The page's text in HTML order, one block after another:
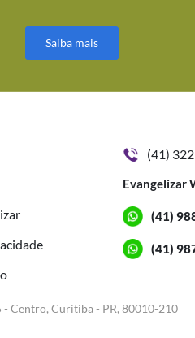
Saiba mais
(41)
Evangelizar
(41)
(41)
- Centro, Curitiba - PR, 80010-210